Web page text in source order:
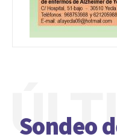
Sondeo